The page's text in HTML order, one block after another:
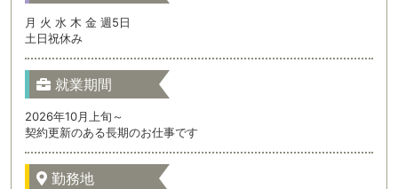
月 火 水 木 金 週5日
土日祝休み
就業期間
2026年10月上旬～
契約更新のある長期のお仕事です
勤務地